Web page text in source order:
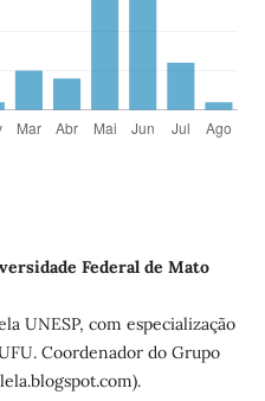
Federal de Mato
UNESP, com especialização
Coordenador do Grupo